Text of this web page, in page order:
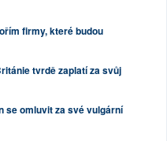
firmy, které budou
tvrdě zaplatí za svůj
se omluvit za své vulgární